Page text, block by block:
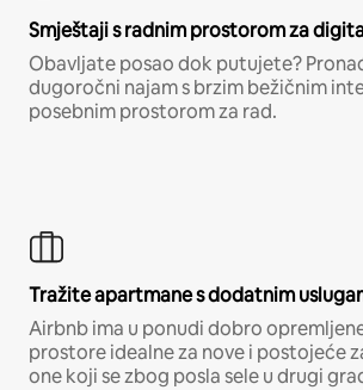
Smještaji s radnim prostorom za
Obavljate posao dok putujete?
dugoročni najam s brzim bežičnim
posebnim prostorom za rad.
Tražite apartmane s dodatnim
Airbnb ima u ponudi dobro
prostore idealne za nove i postojeće
one koji se zbog posla sele u drugi